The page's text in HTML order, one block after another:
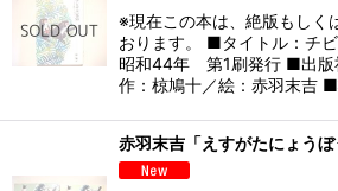
※現在この本は、絶版もしく
おります。 ■タイトル：チ
昭和44年 第1刷発行 ■出版
作：椋鳩十／絵：赤羽末吉
赤羽末吉「えすがたにょう